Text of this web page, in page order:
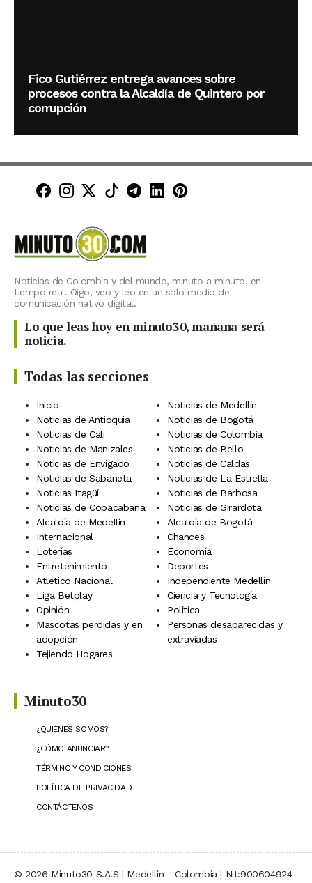
Fico Gutiérrez entrega avances sobre
procesos contra la Alcaldía de Quintero por
corrupción
Minuto30 en Facebook
Minuto30 en Instagram
Minuto30 en X (Twitter)
Minuto30 en TikTok
Canal de Minuto30 en
Minuto30 en LinkedIn
Minuto30 en
Noticias de Colombia y del mundo, minuto a minuto, en
tiempo real. Oigo, veo y leo en un solo medio de
comunicación nativo digital.
Lo que leas hoy en minuto30, mañana será
noticia.
Todas las secciones
Inicio
Noticias de Medellín
Noticias de Antioquia
Noticias de Bogotá
Noticias de Cali
Noticias de Colombia
Noticias de Manizales
Noticias de Bello
Noticias de Envigado
Noticias de Caldas
Noticias de Sabaneta
Noticias de La Estrella
Noticias Itagüí
Noticias de Barbosa
Noticias de Copacabana
Noticias de Girardota
Alcaldía de Medellín
Alcaldía de Bogotá
Internacional
Chances
Loterías
Economía
Entretenimiento
Deportes
Atlético Nacional
Independiente Medellín
Liga Betplay
Ciencia y Tecnología
Opinión
Política
Mascotas perdidas y en
adopción
Personas desaparecidas y
extraviadas
Tejiendo Hogares
Minuto30
¿QUIÉNES SOMOS?
¿CÓMO ANUNCIAR?
TÉRMINO Y CONDICIONES
POLÍTICA DE PRIVACIDAD
CONTÁCTENOS
© 2026 Minuto30 S.A.S | Medellín - Colombia | Nit:900604924-